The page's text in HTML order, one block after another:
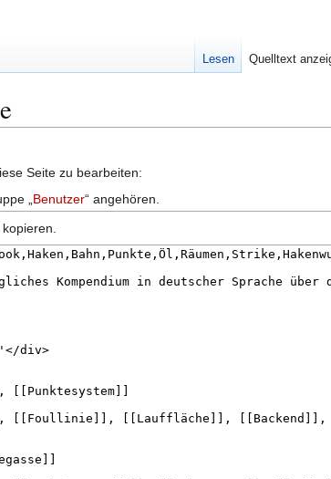
Seite zu bearbeiten:
„ Benutzer“ angehören.
Lesen Quelltext